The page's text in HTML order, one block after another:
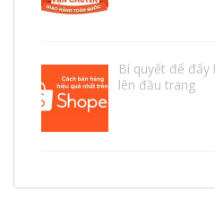
Bí quyết để đẩy
lên đầu trang